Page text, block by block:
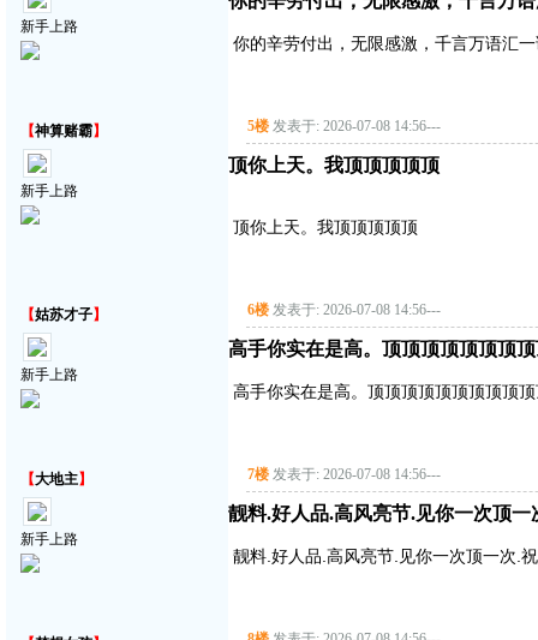
新手上路
你的辛劳付出，无限感激，千言万语汇
【神算赌霸】
新手上路
5楼 发表于: 2026-07-08 14:56---
顶你上天。我顶顶顶顶顶
顶你上天。我顶顶顶顶顶
【姑苏才子】
新手上路
6楼 发表于: 2026-07-08 14:56---
高手你实在是高。顶顶顶顶顶顶顶
高手你实在是高。顶顶顶顶顶顶顶顶顶
【大地主】
新手上路
7楼 发表于: 2026-07-08 14:56---
靓料.好人品.高风亮节.见你一次顶一
靓料.好人品.高风亮节.见你一次顶一次.